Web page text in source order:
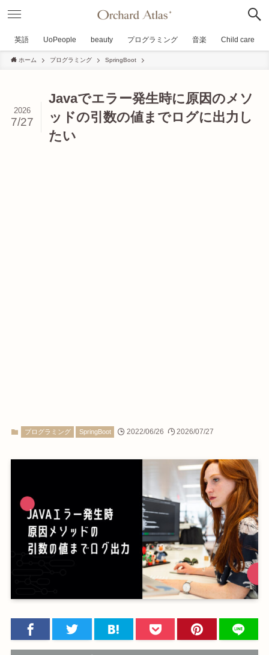
英語 UoPeople beauty プログラミング 音楽 Child care
ホーム プログラミング SpringBoot
Javaでエラー発生時に原因のメソ
ッドの引数の値までログに出力し
たい
2026
7/27
プログラミング SpringBoot 2022/06/26 2026/07/27